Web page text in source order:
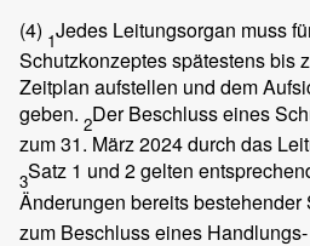
(4) 1Jedes Leitungsorgan muss
Schutzkonzeptes spätestens bis
Zeitplan aufstellen und dem
geben. 2Der Beschluss eines
zum 31. März 2024 durch das
3Satz 1 und 2 gelten
Änderungen bereits bestehender
zum Beschluss eines